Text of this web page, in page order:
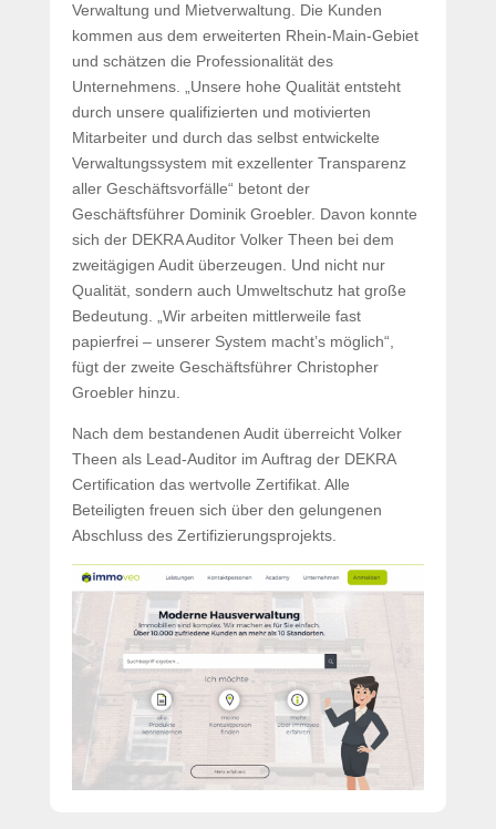
Verwaltung und Mietverwaltung. Die Kunden
kommen aus dem erweiterten Rhein-Main-Gebiet
und schätzen die Professionalität des
Unternehmens. „Unsere hohe Qualität entsteht
durch unsere qualifizierten und motivierten
Mitarbeiter und durch das selbst entwickelte
Verwaltungssystem mit exzellenter Transparenz
aller Geschäftsvorfälle“ betont der
Geschäftsführer Dominik Groebler. Davon konnte
sich der DEKRA Auditor Volker Theen bei dem
zweitägigen Audit überzeugen. Und nicht nur
Qualität, sondern auch Umweltschutz hat große
Bedeutung. „Wir arbeiten mittlerweile fast
papierfrei – unserer System macht’s möglich“,
fügt der zweite Geschäftsführer Christopher
Groebler hinzu.
Nach dem bestandenen Audit überreicht Volker
Theen als Lead-Auditor im Auftrag der DEKRA
Certification das wertvolle Zertifikat. Alle
Beteiligten freuen sich über den gelungenen
Abschluss des Zertifizierungsprojekts.